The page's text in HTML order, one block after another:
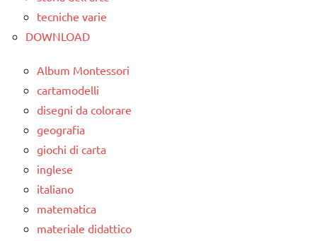
tecniche varie
DOWNLOAD
Album Montessori
cartamodelli
disegni da colorare
geografia
giochi di carta
inglese
italiano
matematica
materiale didattico